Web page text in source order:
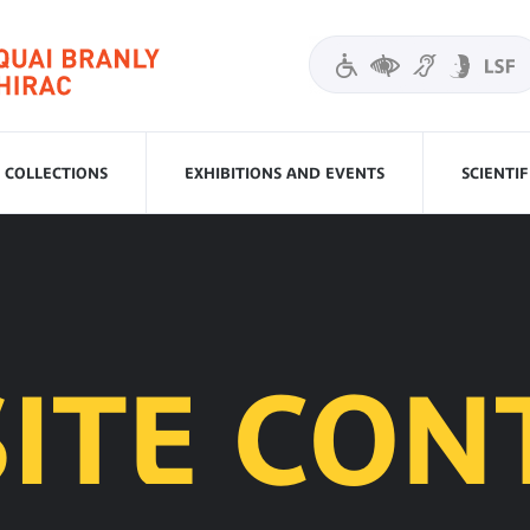
COLLECTIONS EXHIBITIONS AND EVENTS